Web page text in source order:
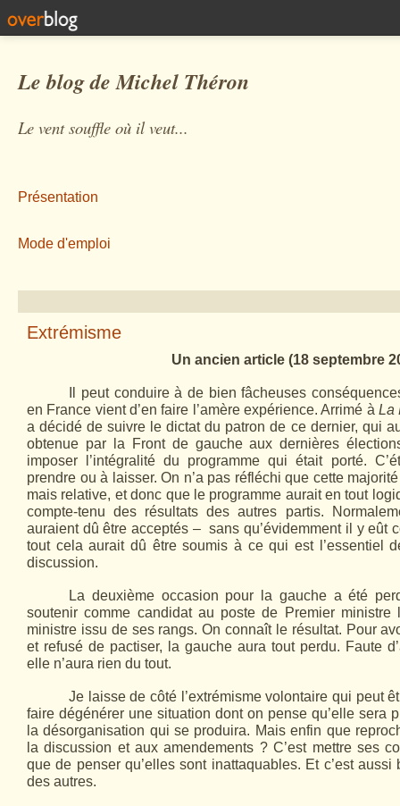
Le blog de Michel Théron
Le vent souffle où il veut...
Présentation
Mode d'emploi
Extrémisme
Un ancien article (18 septembre
Il peut conduire à de bien fâcheuses
en France vient d’en faire l’amère expérience. Arrimé à La
a décidé de suivre le dictat du patron de ce dernier, qui
obtenue par la Front de gauche aux dernières
imposer l’intégralité du programme qui était porté.
prendre ou à laisser. On n’a pas réfléchi que cette
mais relative, et donc que le programme aurait en tout
compte-tenu des résultats des autres partis.
auraient dû être acceptés – sans qu’évidemment il y eût
tout cela aurait dû être soumis à ce qui est l’essentiel
discussion.
La deuxième occasion pour la gauche a été
soutenir comme candidat au poste de Premier ministre
ministre issu de ses rangs. On connaît le résultat. Pour
et refusé de pactiser, la gauche aura tout perdu. Faute
elle n’aura rien du tout.
Je laisse de côté l’extrémisme volontaire qui peut
faire dégénérer une situation dont on pense qu’elle sera
la désorganisation qui se produira. Mais enfin que
la discussion et aux amendements ? C’est mettre ses
que de penser qu’elles sont inattaquables. Et c’est
des autres.